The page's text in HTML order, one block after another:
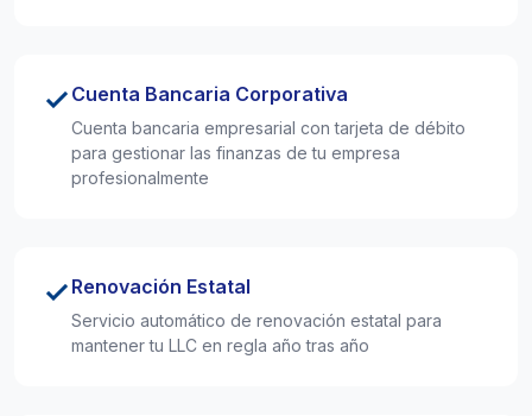
Cuenta Bancaria Corporativa
Cuenta bancaria empresarial con tarjeta de débito
para gestionar las finanzas de tu empresa
profesionalmente
Renovación Estatal
Servicio automático de renovación estatal para
mantener tu LLC en regla año tras año